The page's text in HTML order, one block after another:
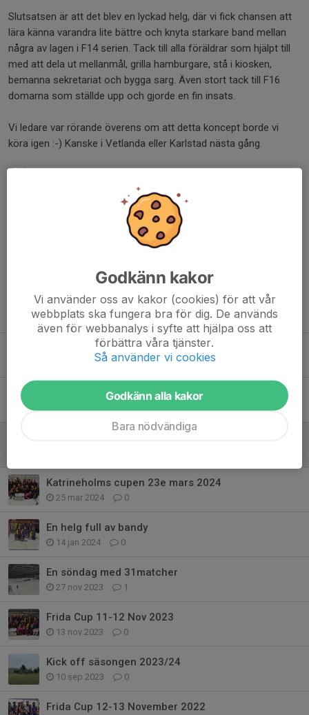
Slutsatsen är att det blev en lyckad helg, där vi fick chansen att
lära känna varandra lite bättre och knyta starkare band mellan
några av lagen i F14 serien. Tack till alla föräldrar som hjälpt till
med att dela ut mellanmål, grilla hamburgare, stå i kiosken,
bemanna sekretariat och bygga sarg. Även stort tack till F16
domarna som ställde upp och gjorde en fin insats.
Vi ledare var rörande överens om att detta koncept borde vi
köra igen :-) Kanske i Vetlanda eller Karlstad nästa gång.
Dela nyhet
Tidigare nyheter
Cupäventyr i Stockholm 17-19 januari
22 jan 2025 0
Katrineholms cupen 23e mars 2024
25 mar 2024 0
En helg full av bandy
14 jan 2024 0
En söndag med 31matcher
27 nov 2023 1
Frida Cup 11-12 Nov 2023
13 nov 2023 0
Kick off säsongen 2023/24
10 sep 2023 0
Frida Cup 12-13 November 2022
Godkänn kakor
Vi använder oss av kakor (cookies) för att vår
webbplats ska fungera bra för dig. De används
även för webbanalys i syfte att hjälpa oss att
förbättra våra tjänster.
Så använder vi cookies
Godkänn alla kakor
Bara nödvändiga